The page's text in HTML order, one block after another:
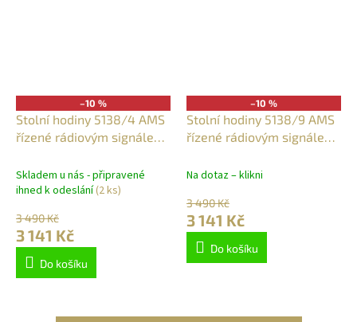
–10 %
Stolní hodiny 5138/4 AMS
řízené rádiovým signálem
Skladem u nás - připravené
ihned k odeslání(2 ks)
3 490 Kč
3 141 Kč
Do košíku
–10 %
Stolní hodiny 5138/9 AMS
řízené rádiovým signálem
Na dotaz – klikni
3 490 Kč
3 141 Kč
Do košíku